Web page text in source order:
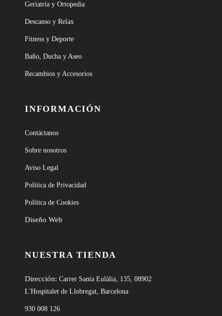
Geriatría y Ortopedia
Descanso y Relax
Fitness y Deporte
Baño, Ducha y Aseo
Recambios y Accesorios
INFORMACIÓN
Contáctanos
Sobre nosotros
Aviso Legal
Política de Privacidad
Política de Cookies
Diseño Web
NUESTRA TIENDA
Dirección: Carrer Santa Eulàlia, 135, 08902
L'Hospitalet de Llobregat, Barcelona
930 008 126